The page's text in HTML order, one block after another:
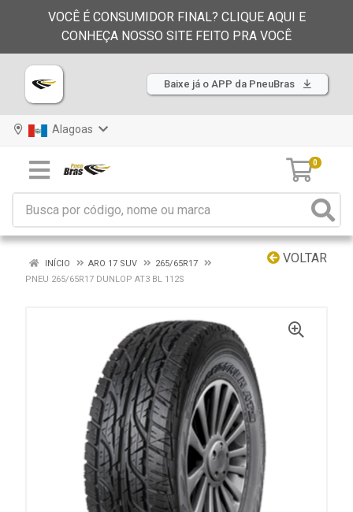
VOCÊ É CONSUMIDOR FINAL? CLIQUE AQUI E
CONHEÇA NOSSO SITE FEITO PRA VOCÊ
Baixe já o APP da PneuBras
Alagoas
0
VOLTAR
INÍCIO ARO 17 SUV
265/65R17
PNEU 265/65R17 DUNLOP AT3 BL 112S